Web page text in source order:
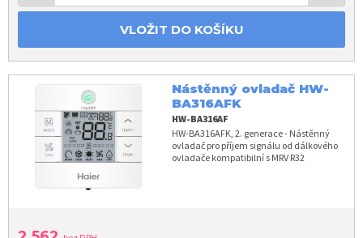
VLOŽIT DO KOŠÍKU
Nástěnný ovladač HW-
BA316AFK
HW-BA316AF
HW-BA316AFK, 2. generace - Nástěnný
ovladač pro příjem signálu od dálkového
ovladače kompatibilní s MRV R32